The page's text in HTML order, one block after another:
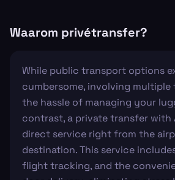
Waarom privétransfer?
While public transport options
cumbersome, involving multiple
the hassle of managing your
contrast, a private transfer with
direct service right from the
destination. This service
flight tracking, and the